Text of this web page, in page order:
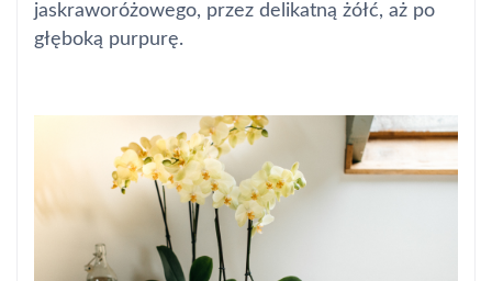
jaskraworóżowego, przez delikatną żółć, aż po
głęboką purpurę.